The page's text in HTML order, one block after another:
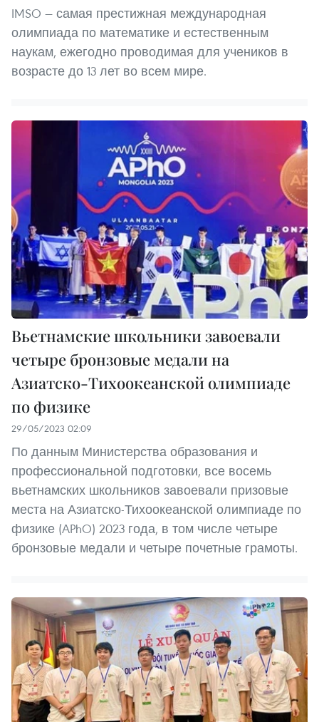
IMSO — самая престижная международная
олимпиада по математике и естественным
наукам, ежегодно проводимая для учеников в
возрасте до 13 лет во всем мире.
Вьетнамские школьники завоевали
четыре бронзовые медали на
Азиатско-Тихоокеанской олимпиаде
по физике
29/05/2023 02:09
По данным Министерства образования и
профессиональной подготовки, все восемь
вьетнамских школьников завоевали призовые
места на Азиатско-Тихоокеанской олимпиаде по
физике (APhO) 2023 года, в том числе четыре
бронзовые медали и четыре почетные грамоты.